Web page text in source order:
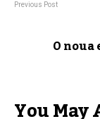
Previous Post
O
You May